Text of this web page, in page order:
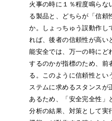
火事の時に１％程度鳴らな
る製品と、どちらが「信頼
か。しょっちゅう誤動作し
れば、後者の信頼性が高い
能安全では、万一の時にど
するのかが指標のため、前
る。このように信頼性とい
ステムに求めるスタンスが
あるため、「安全完全性」
分析の結果、対策として実